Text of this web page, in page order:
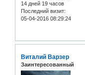
14 дней 19 часов
Последний визит:
05-04-2016 08:29:24
Виталий Варзер
Заинтересованный